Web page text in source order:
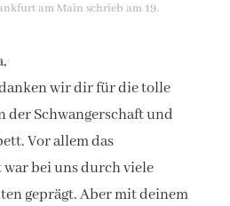
am Main schrieb am 19.
wir dir für die tolle
der Schwangerschaft und
Vor allem das
bei uns durch viele
geprägt. Aber mit deinem